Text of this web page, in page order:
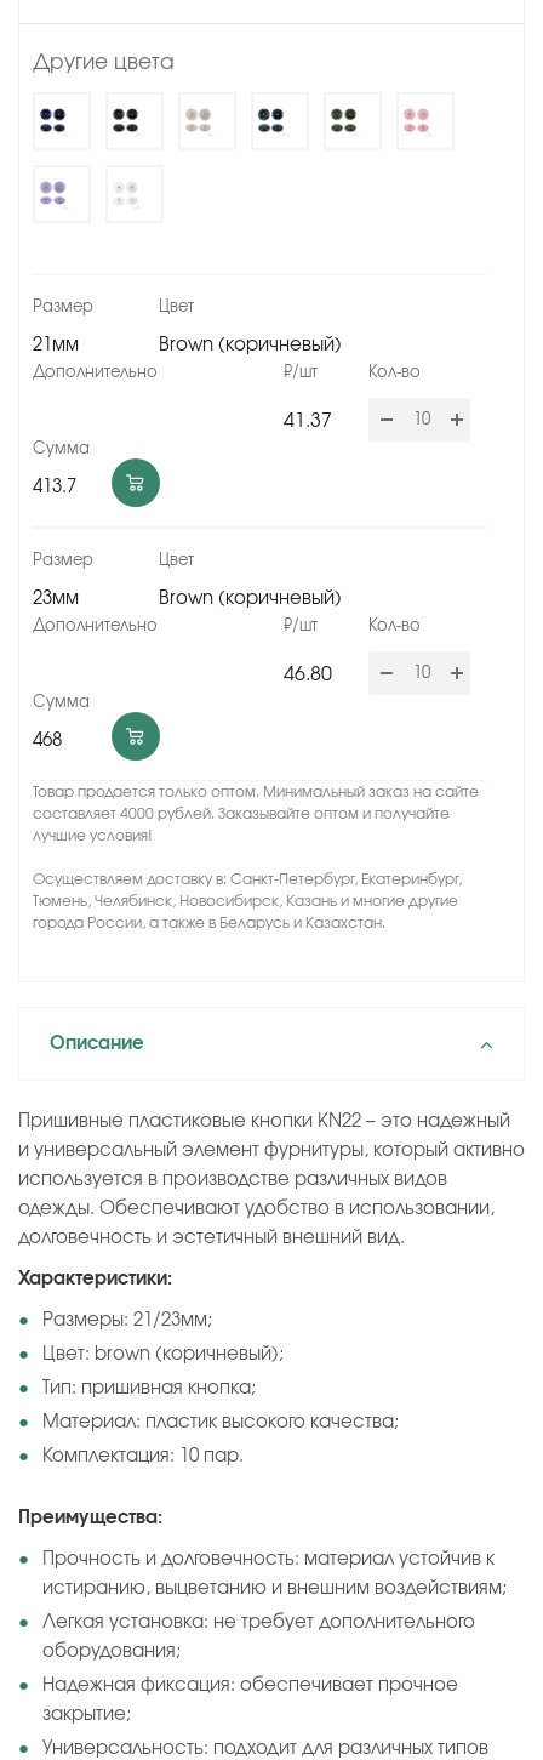
Другие цвета
21мм Brown (коричневый)
41.37
413.7
23мм Brown (коричневый)
46.80
468
Товар продается только оптом. Минимальный заказ на сайте
составляет 4000 рублей. Заказывайте оптом и получайте
лучшие условия!
Осуществляем доставку в: Санкт-Петербург, Екатеринбург,
Тюмень, Челябинск, Новосибирск, Казань и многие другие
города России, а также в Беларусь и Казахстан.
Описание
Пришивные пластиковые кнопки KN22 – это надежный
и универсальный элемент фурнитуры, который активно
используется в производстве различных видов
одежды. Обеспечивают удобство в использовании,
долговечность и эстетичный внешний вид.
Характеристики:
Размеры: 21/23мм;
Цвет: brown (коричневый);
Тип: пришивная кнопка;
Материал: пластик высокого качества;
Комплектация: 10 пар.
Преимущества:
Прочность и долговечность: материал устойчив к
истиранию, выцветанию и внешним воздействиям;
Легкая установка: не требует дополнительного
оборудования;
Надежная фиксация: обеспечивает прочное
закрытие;
Универсальность: подходит для различных типов